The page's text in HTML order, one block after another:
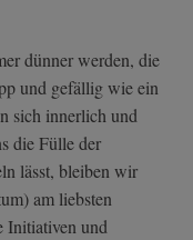
dünner werden, die
und gefällig wie ein
sich innerlich und
die Fülle der
lässt, bleiben wir
am liebsten
Initiativen und